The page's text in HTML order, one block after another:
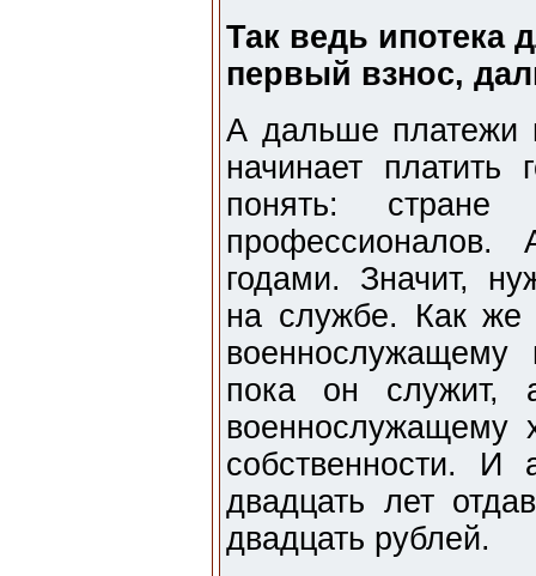
Так ведь ипотека
первый взнос,
А дальше платежи
начинает платить
понять:
профессионалов.
годами. Значит,
на службе. Как же
пока он служит,
собственности.
двадцать лет
двадцать рублей.